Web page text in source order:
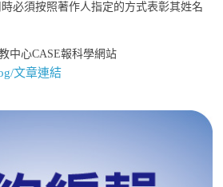
必須按照著作人指定的方式表彰其姓名
中心CASE報科學網站
文章連結